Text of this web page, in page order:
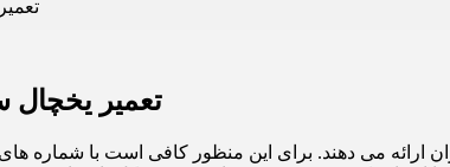
تعمیر یخچال
ارائه می دهند. برای این منظور کافی است با شماره های